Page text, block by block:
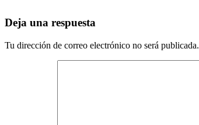
Deja una respuesta
Tu dirección de correo electrónico no será publicada.